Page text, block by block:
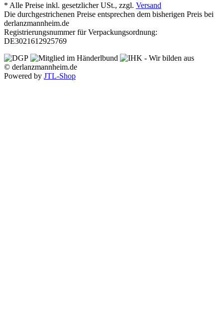
* Alle Preise inkl. gesetzlicher USt., zzgl. Versand
Die durchgestrichenen Preise entsprechen dem bisherigen Preis bei
derlanzmannheim.de
Registrierungsnummer für Verpackungsordnung:
DE3021612925769
© derlanzmannheim.de
Powered by JTL-Shop